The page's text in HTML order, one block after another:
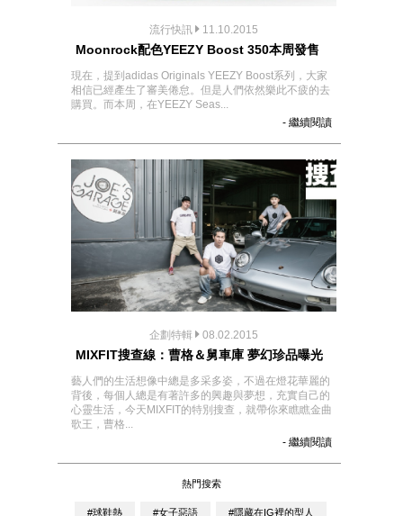
流行快訊 11.10.2015
Moonrock配色YEEZY Boost 350本周發售
現在，提到adidas Originals YEEZY Boost系列，大家
相信已經產生了審美倦怠。但是人們依然樂此不疲的去
購買。而本周，在YEEZY Seas...
- 繼續閱讀
企劃特輯 08.02.2015
MIXFIT搜查線：曹格＆舅車庫 夢幻珍品曝光
藝人們的生活想像中總是多采多姿，不過在燈花華麗的
背後，每個人總是有著許多的興趣與夢想，充實自己的
心靈生活，今天MIXFIT的特別搜查，就帶你來瞧瞧金曲
歌王，曹格...
- 繼續閱讀
熱門搜索
#球鞋熱 #女子惡語 #隱藏在IG裡的型人